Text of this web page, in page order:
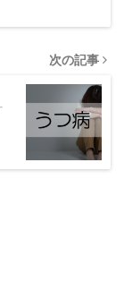
次の記事